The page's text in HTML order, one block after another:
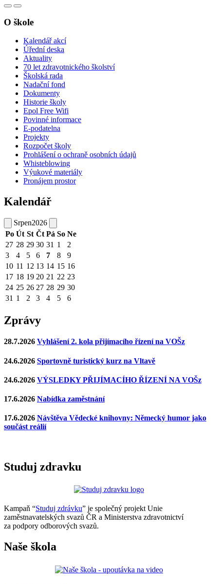
O škole
Kalendář akcí
Úřední deska
Aktuality
70 let zdravotnického školství
Školská rada
Nadační fond
Dokumenty
Historie školy
Epol Free Wifi
Povinné informace
E-podatelna
Projekty
Rozpočet školy
Prohlášení o ochraně osobních údajů
Whisteblowing
Výukové materiály
Pronájem prostor
Kalendář
Srpen2026
Po Út St Čt Pá So Ne
27 28 29 30 31 1
2
3
4 5 6 7 8
9
10 11 12 13 14 15 16
17 18 19 20 21 22 23
24 25 26 27 28 29 30
31 1 2 3 4 5 6
Zprávy
28.7.2026 Vyhlášení 2. kola přijímacího řízení na VOŠz
24.6.2026 Sportovně turistický kurz na Vltavě
24.6.2026 VÝSLEDKY PŘIJÍMACÍHO ŘÍZENÍ NA VOŠz
17.6.2026 Nabídka zaměstnání
17.6.2026 Návštěva Vědecké knihovny: Německý humor jako
součást reálií
Studuj zdravku
Kampaň “Studuj zdrávku” je společný projekt Unie
zaměstnavatelských svazů ČR a Ministerstva zdravotnictví
za podpory odborových svazů.
Naše škola